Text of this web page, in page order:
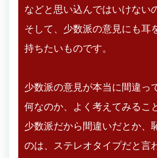
などと思い込んではいけない
そして、少数派の意見にも耳
持ちたいものです。
少数派の意見が本当に間違っ
何なのか、よく考えてみるこ
少数派だから間違いだとか、
のは、ステレオタイプだと言